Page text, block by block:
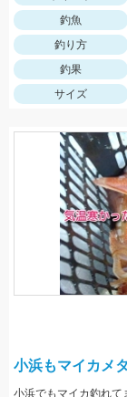
釣魚
釣り方
釣果
サイズ
小浜もマイカメ